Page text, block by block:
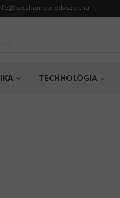
TECHNOLÓGIA